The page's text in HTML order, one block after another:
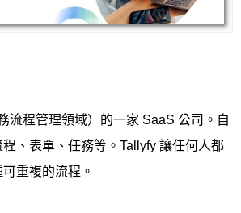
流程管理領域）的一家 SaaS 公司。自
、表單、任務等。Tallyfy 讓任何人都
重複的流程。